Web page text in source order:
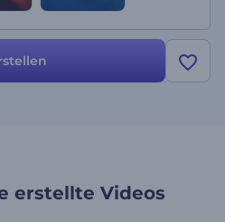
erstellte Videos